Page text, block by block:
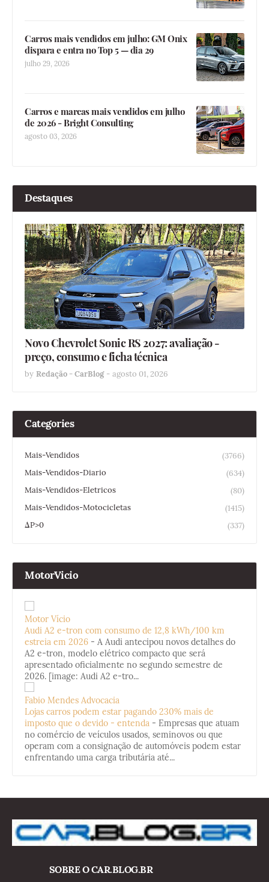
Carros mais vendidos em julho: GM Onix
dispara e entra no Top 5 — dia 29
julho 29, 2026
Carros e marcas mais vendidos em julho
de 2026 - Bright Consulting
agosto 03, 2026
Destaques
Novo Chevrolet Sonic RS 2027: avaliação -
preço, consumo e ficha técnica
by Redação - CarBlog - agosto 01, 2026
Categories
Mais-Vendidos
(3766)
Mais-Vendidos-Diario
(634)
Mais-Vendidos-Eletricos
(80)
Mais-Vendidos-Motocicletas
(1415)
ΔP>0
(337)
MotorVicio
Motor Vício
Audi A2 e-tron com consumo de 12,8 kWh/100 km
estreia em 2026 - A Audi antecipou novos detalhes do
A2 e-tron, modelo elétrico compacto que será
apresentado oficialmente no segundo semestre de
2026. [image: Audi A2 e-tro...
Fabio Mendes Advocacia
Lojas carros podem estar pagando 230% mais de
imposto que o devido - entenda - Empresas que atuam
no comércio de veículos usados, seminovos ou que
operam com a consignação de automóveis podem estar
enfrentando uma carga tributária até...
SOBRE O CAR.BLOG.BR